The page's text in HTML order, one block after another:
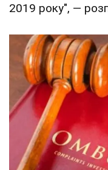
2019 року", —